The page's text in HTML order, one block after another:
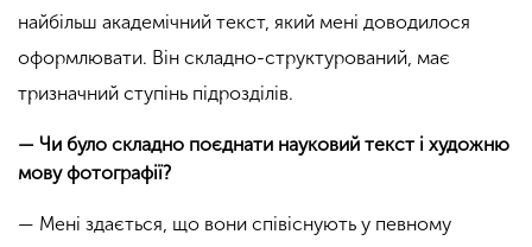
найбільш академічний текст, який мені доводилося
оформлювати. Він складно-структурований, має
тризначний ступінь підрозділів.
— Чи було складно поєднати науковий текст і художню
мову фотографії?
— Мені здається, що вони співіснують у певному